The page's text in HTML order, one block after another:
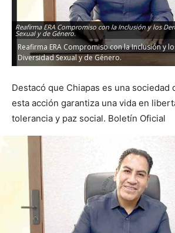
Reafirma ERA Compromiso con la Inclusión y los
Sexual y de Género.
Reafirma ERA Compromiso con la Inclusión y
Diversidad Sexual y de Género.
Destacó que Chiapas es una sociedad
esta acción garantiza una vida en
tolerancia y paz social. Boletín Oficial